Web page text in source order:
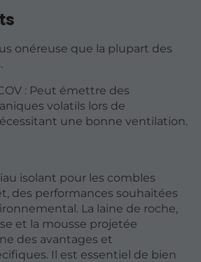
onéreuse que la plupart des
: Peut émettre des
volatils lors de
une bonne ventilation.
isolant pour les combles
des performances souhaitées
La laine de roche,
et la mousse projetée
des avantages et
Il est essentiel de bien